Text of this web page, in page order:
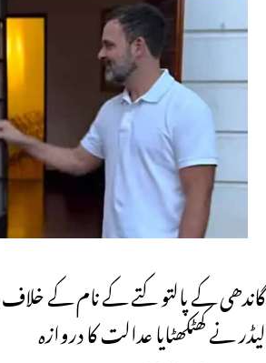
گاندھی کے پالتو کتے کے نام کے
لیڈر نے کھٹکھٹایا عدالت کا دروازہ